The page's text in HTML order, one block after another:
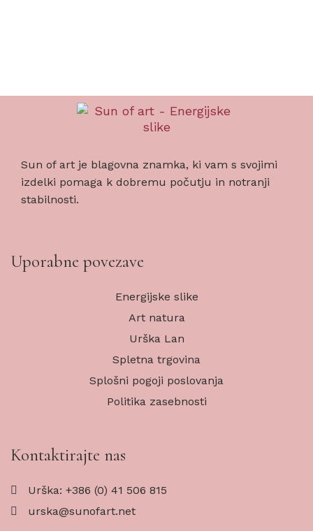
Sun of art je blagovna znamka, ki vam s svojimi
izdelki pomaga k dobremu počutju in notranji
stabilnosti.
Uporabne povezave
Energijske slike
Art natura
Urška Lan
Spletna trgovina
Splošni pogoji poslovanja
Politika zasebnosti
Kontaktirajte nas
Urška: +386 (0) 41 506 815
urska@sunofart.net